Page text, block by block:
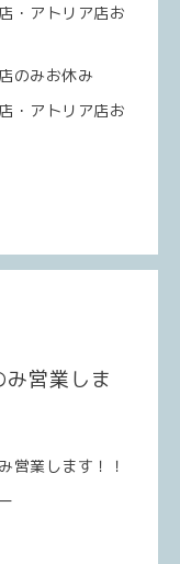
リア店お
お休み
アトリア店お
営業しま
営業します！！